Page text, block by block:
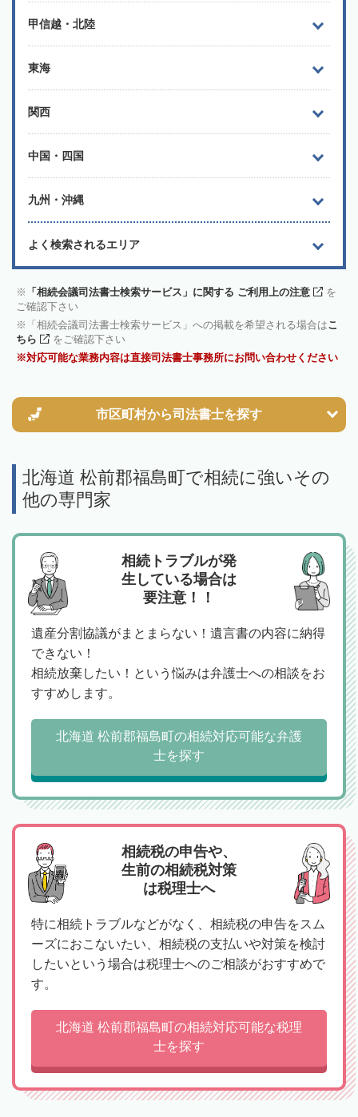
甲信越・北陸
東海
関西
中国・四国
九州・沖縄
よく検索されるエリア
「相続会議司法書士検索サービス」に関する ご利用上の注意
を
ご確認下さい
「相続会議司法書士検索サービス」への掲載を希望される場合はこ
ちら
をご確認下さい
対応可能な業務内容は直接司法書士事務所にお問い合わせください
市区町村から司法書士を探す
北海道 松前郡福島町で相続に強いその
他の専門家
相続トラブルが発
生している場合は
要注意！！
遺産分割協議がまとまらない！遺言書の内容に納得
できない！
相続放棄したい！という悩みは弁護士への相談をお
すすめします。
北海道 松前郡福島町の相続対応可能な弁護
士を探す
相続税の申告や、
生前の相続税対策
は税理士へ
特に相続トラブルなどがなく、相続税の申告をスム
ーズにおこないたい、相続税の支払いや対策を検討
したいという場合は税理士へのご相談がおすすめで
す。
北海道 松前郡福島町の相続対応可能な税理
士を探す